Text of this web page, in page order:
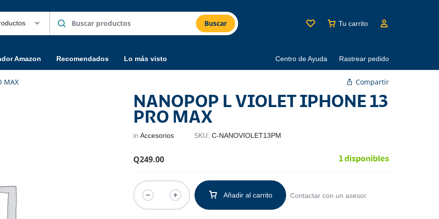
Buscar Tu carrito
Amazon Recomendados Lo más visto Centro de Ayuda Rastrear pedido
MAX Compartir
NANOPOP L VIOLET IPHONE 13
PRO MAX
inAccesorios SKU:C-NANOVIOLET13PM
Q249.00 1 disponibles
Añadir al carrito Contactar con un asesor.